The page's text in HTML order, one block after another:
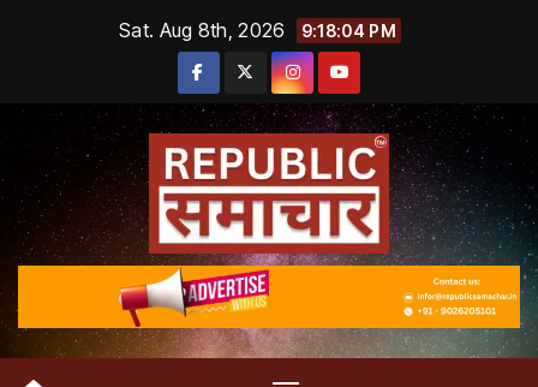
Sat. Aug 8th, 2026 9:18:05 PM